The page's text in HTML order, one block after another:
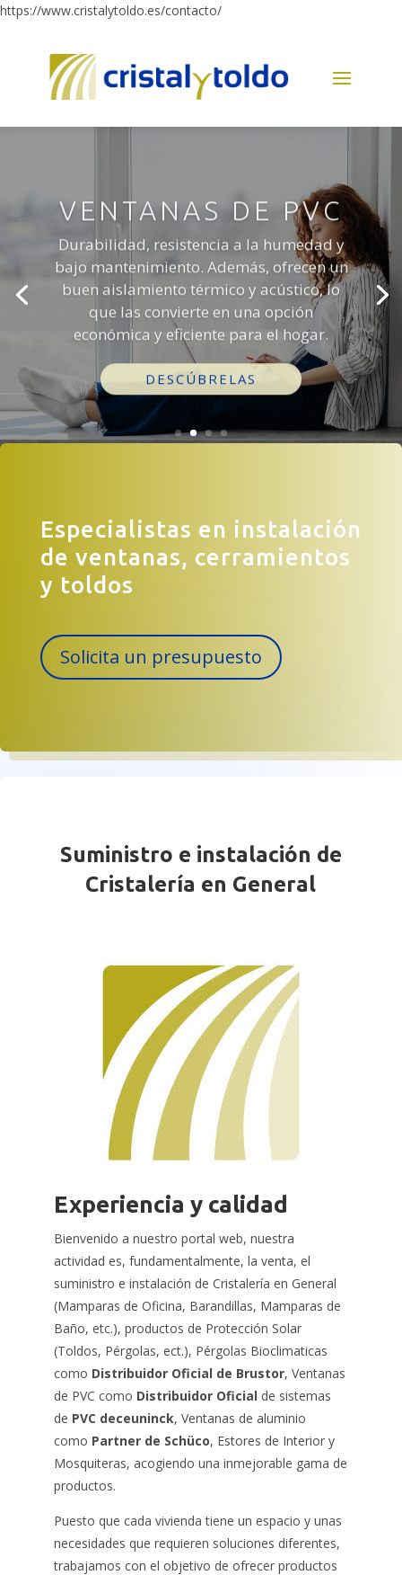
https://www.cristalytoldo.es/contacto/
VENTANAS DE PVC
Durabilidad, resistencia a la humedad y
bajo mantenimiento. Además, ofrecen un
buen aislamiento térmico y acústico, lo
que las convierte en una opción
económica y eficiente para el hogar.
DESCÚBRELAS
Especialistas en instalación
de ventanas, cerramientos
y toldos
Solicita un presupuesto
Suministro e instalación de
Cristalería en General
Experiencia y calidad
Bienvenido a nuestro portal web, nuestra
actividad es, fundamentalmente, la venta, el
suministro e instalación de Cristalería en General
(Mamparas de Oficina, Barandillas, Mamparas de
Baño, etc.), productos de Protección Solar
(Toldos, Pérgolas, ect.), Pérgolas Bioclimaticas
como Distribuidor Oficial de Brustor, Ventanas
de PVC como Distribuidor Oficial de sistemas
de PVC deceuninck, Ventanas de aluminio
como Partner de Schüco, Estores de Interior y
Mosquiteras, acogiendo una inmejorable gama de
productos.
Puesto que cada vivienda tiene un espacio y unas
necesidades que requieren soluciones diferentes,
trabajamos con el objetivo de ofrecer productos